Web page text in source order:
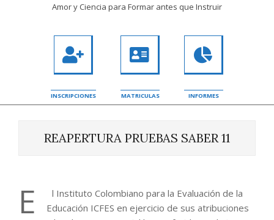
Bolívar
Amor y Ciencia para Formar antes que Instruir
INSCRIPCIONES MATRICULAS INFORMES
REAPERTURA PRUEBAS SABER 11
E
l Instituto Colombiano para la Evaluación de la
Educación ICFES en ejercicio de sus atribuciones